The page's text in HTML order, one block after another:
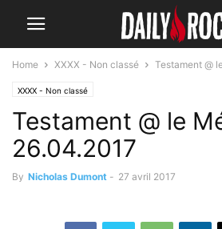
Home XXXX - Non classé Testament @
XXXX - Non classé
Testament @ le
26.04.2017
By Nicholas Dumont - 27 avril 2017